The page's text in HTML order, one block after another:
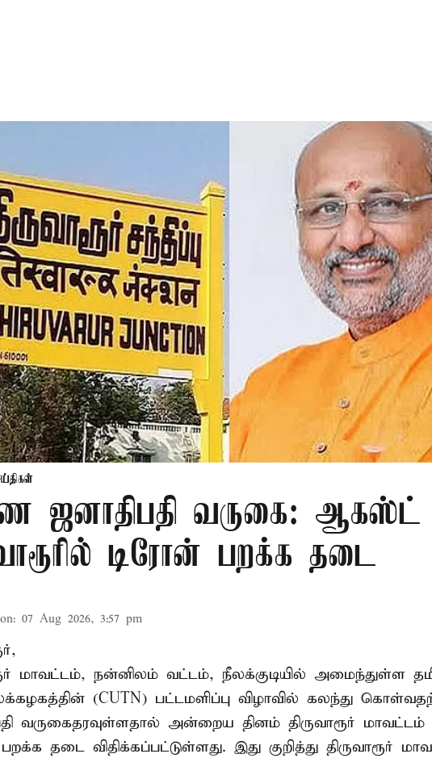
ஜனாதிபதி வருகை: ஆகஸ்ட்
டிரோன் பறக்க தடை
: 07 Aug 2026, 3:57 pm
மாவட்டம், நன்னிலம் வட்டம், நீலக்குடியில் அமைந்துள்ள
(CUTN) பட்டமளிப்பு விழாவில் கலந்து
வருகைதரவுள்ளதால் அன்றைய தினம் திருவாரூர் மாவட்டம்
தடை விதிக்கப்பட்டுள்ளது. இது குறித்து திருவாரூர்